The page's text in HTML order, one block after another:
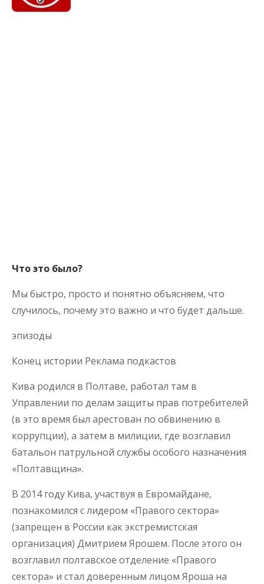
Что это было?
Мы быстро, просто и понятно объясняем, что
случилось, почему это важно и что будет дальше.
эпизоды
Конец истории Реклама подкастов
Кива родился в Полтаве, работал там в
Управлении по делам защиты прав потребителей
(в это время был арестован по обвинению в
коррупции), а затем в милиции, где возглавил
батальон патрульной службы особого назначения
«Полтавщина».
В 2014 году Кива, участвуя в Евромайдане,
познакомился с лидером «Правого сектора»
(запрещен в России как экстремистская
организация) Дмитрием Ярошем. После этого он
возглавил полтавское отделение «Правого
сектора» и стал доверенным лицом Яроша на